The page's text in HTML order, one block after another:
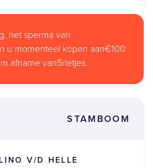
het sperma van
u momenteel kopen aan€100
afname van5rietjes.
STAMBOOM
V/D HELLE